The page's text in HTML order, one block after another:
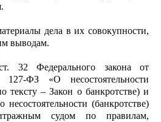
дела в их совокупности,
выводам.
32 Федерального закона от
ФЗ «О несостоятельности
тексту – Закон о банкротстве) и
(банкротстве)
судом по правилам,